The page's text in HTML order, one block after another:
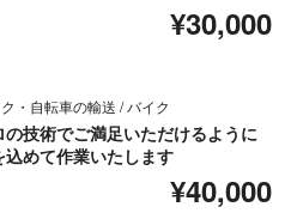
¥30,000
・自転車の輸送 / バイク
の技術でご満足いただけるように
込めて作業いたします
¥40,000